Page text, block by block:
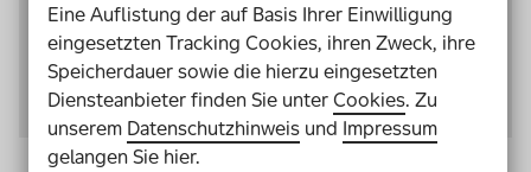
allem Information, Erfahrungstransfer, fachliche
Unterstützung in Form von Begleitprogrammen,
Coachings oder Austausch sowie Konzepte für die
Zusammenarbeit von Schule und Sozialraum.
Eine Auflistung der auf Basis Ihrer Einwilligung
eingesetzten Tracking Cookies, ihren Zweck, ihre
Speicherdauer sowie die hierzu eingesetzten
Diensteanbieter finden Sie unterCookies. Zu
unserem Datenschutzhinweis und Impressum
gelangen Sie hier.